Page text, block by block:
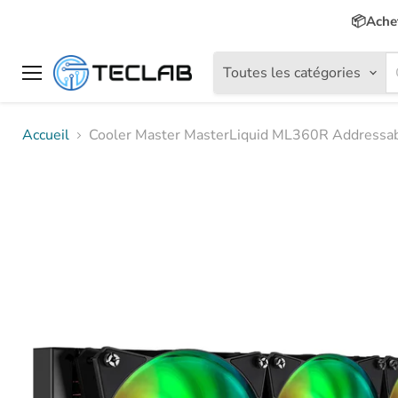
Menu
Toutes les catégories
Accueil Cooler Master MasterLiquid ML360R